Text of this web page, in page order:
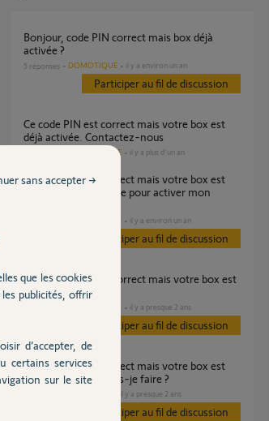
Bonjour, code PIN correct mais box déjà
activée ?
5 réponses DOMOTIQUE il y a environ un an
Participer au fil de discussion
Ce code PIN est correct mais votre box est
déjà activée. Contactez-nous
DOMOTIQUE il y a plus d'un an
Ce code PIN est correct mais votre box est
déjà activée quoi faire pour activer mon
DOMOTIQUE il y a environ un an
Participer au fil de discussion
Votre code pin est correct mais votre box est
déjà activée
DOMOTIQUE il y a presque 2 ans
Participer au fil de discussion
Ce code PIN est correct mais votre box est
déjà activée, que dois-je faire ?
il y a presque 2 ans
Participer au fil de discussion
que les cookies
publicités, offrir
d’accepter, de
certains services
sur le site
sans accepter →